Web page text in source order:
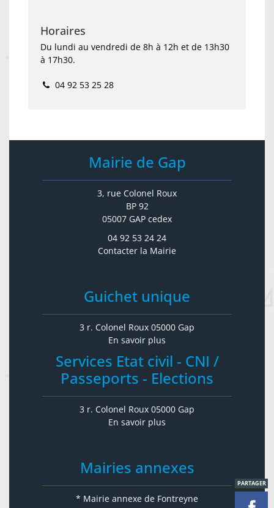
PARTAGER
Horaires
Du lundi au vendredi de 8h à 12h et de 13h30
à 17h30.
04 92 53 25 28
Mairie de Gap
3, rue Colonel Roux
BP 92
05007 GAP cedex
04 92 53 24 24
Contacter la Mairie
Guichet unique
3 r. Colonel Roux 05000 Gap
En savoir plus
Services Etat civil - CNI /
Passeports - Elections
3 r. Colonel Roux 05000 Gap
En savoir plus
Mairies annexes
* Mairie annexe de Fontreyne